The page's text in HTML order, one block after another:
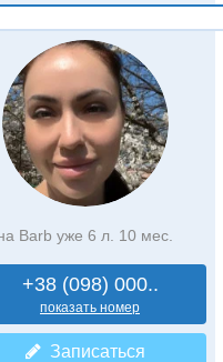
Barb уже 6 л. 10 мес.
+38 (098) 000..
показать номер
Записаться